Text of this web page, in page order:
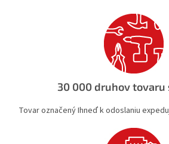
e
p
r
v
k
ý
i
s
u
e
30 000 druhov tovaru
Tovar označený Ihneď k odoslaniu